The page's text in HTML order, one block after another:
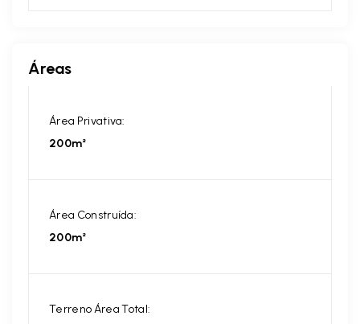
Áreas
Área Privativa:
200m²
Área Construída:
200m²
Terreno Área Total: